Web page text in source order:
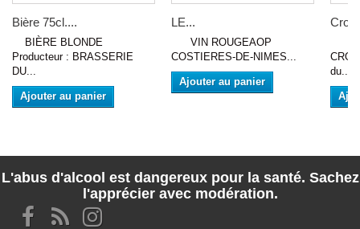
Bière 75cl....
BIÈRE BLONDE
Producteur : BRASSERIE
DU...
Ajouter au panier
LE...
VIN ROUGEAOP
COSTIERES-DE-NIMES...
Ajouter au panier
du...
L'abus d'alcool est dangereux pour la santé. Sachez
l'apprécier avec modération.